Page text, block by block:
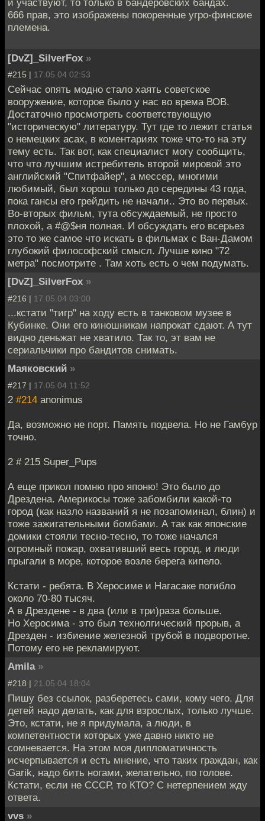
и участвуют, то только в бандеровских бандах.
666 прав, это изображены покоренные угро-финские
племена.
[DvZ]_SilverFox »
#215 | 17.05.04 02:53
Сейчас опять модно стало хаять советское
вооружение, которое было у нас во врема ВОВ.
Достаточно просмотреть соответствующую
"историческую" литературу. Тут где то лежит статья
о немецких асах, в коментариях тоже что-то на эту
тему есть. Так вот, как специалист могу сообщить,
что что лучшим истребитель второй мировой это
английский "Спитфайер", а мессер, многими
любимый, был хорош только до середины 43 года,
пока гансы его грейдить не начали.. Это во первых.
Во-вторых фильм, тута обсуждаемый, не просто
плохой, а #@$ня полная. И обсуждать его всерьез
это то же самое что искать в фильмах с Ван-Дамом
глубокий философский смысл. Лучше кино "72
метра" посмотрите . Там хоть есть о чем подумать.
[DvZ]_SilverFox »
#216 | 17.05.04 03:00
...кстати "тигр" на ходу есть в танковом музее в
Кубинке. Они его киношникам напрокат сдают. А тут
видно деньжат не хватило. Так то, эт вам не
сериальчики про бандитов снимать.
Маяковский »
#217 | 17.05.04 11:52
2 #214 anonimus
Да, возможно не порт. Память подвела. Но не Гамбур
точно.
2 # 215 Super_Pups
А еще прикол помню про японю! Это было до
Дрездена. Америкосы тоже забомбили какой-то
город (как назло названий я не позапоминал, блин) и
тоже зажигательными бомбами. А так как японские
домики стояли тесно-тесно, то тоже начался
огромный пожар, охвативший весь город, и люди
прыгали в море, которое возле берега кипело.
Кстати - ребята. В Херосиме и Нагасаке погибло
около 70-80 тысяч.
А в Дрездене - в два (или в три)раза больше.
Но Херосима - это был технолгический прорыв, а
Дрезден - избиение железной трубой в подворотне.
Потому его не рекламируют.
Amila »
#218 | 21.05.04 18:04
Пишу без ссылок, разберетесь сами, кому чего. Для
детей надо делать, как для взрослых, только лучше.
Это, кстати, не я придумала, а люди, в
компетентности которых уже давно никто не
сомневается. На этом моя дипломатичность
исчерпывается и есть мнение, что таких граждан, как
Garik, надо бить ногами, желательно, по голове.
Кстати, если не СССР, то КТО? С нетерпением жду
ответа.
vvs »